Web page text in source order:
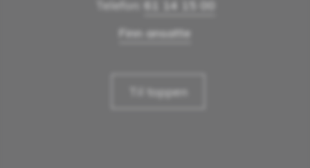
Telefon: 61 14 15 00
Finn ansatte
Til toppen